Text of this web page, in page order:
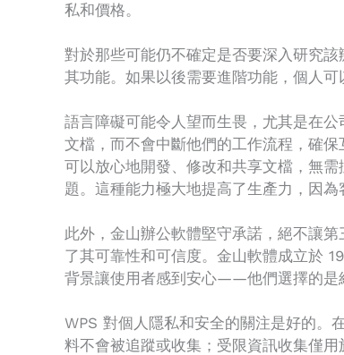
私和價格。
對於那些可能仍不確定是否要深入研究
其功能。如果以後需要進階功能，個人
語言障礙可能令人望而生畏，尤其是在
文檔，而不會中斷他們的工作流程，確
可以放心地開發、修改和共享文檔，無
題。這種能力極大地提高了生產力，因
此外，金山辦公軟體堅守承諾，絕不讓
了其可靠性和可信度。金山軟體成立於
背景讓使用者感到安心——他們選擇的是
WPS 對個人隱私和安全的關注是好的。
料不會被追蹤或收集；受限資訊收集僅